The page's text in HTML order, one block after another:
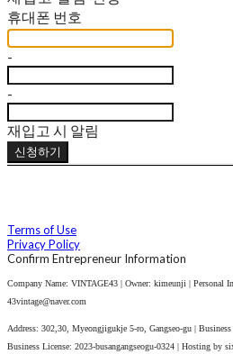
휴대폰 번호
-
-
재입고 시 알림
신청하기
Terms of Use
Privacy Policy
Confirm Entrepreneur Information
Company Name: VINTAGE43 | Owner: kimeunji | Personal
43vintage@naver.com
Address: 302,30, Myeongjigukje 5-ro, Gangseo-gu |
Business License: 2023-busangangseogu-0324 | Hosting by